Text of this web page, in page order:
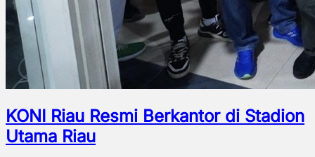
KONI Riau Resmi Berkantor di Stadion
Utama Riau